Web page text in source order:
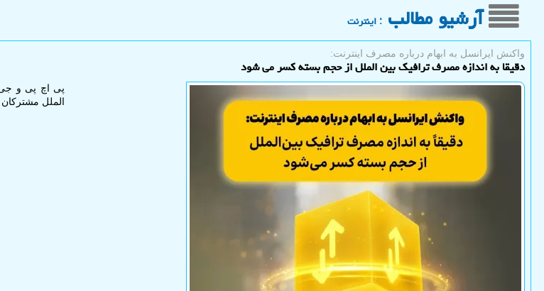
آرشیو مطالب : اینترنت
واكنش ایرانسل به ابهام درباره مصرف اینترنت:
دقیقا به اندازه مصرف ترافیک بین الملل از حجم بسته کسر می شود
پی اچ پی و جی
الملل